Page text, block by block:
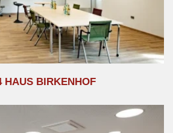
HAUS BIRKENHOF